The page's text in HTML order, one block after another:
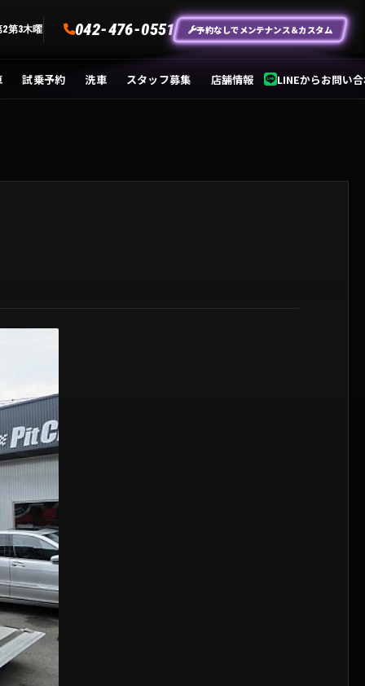
第3木曜 042-476-0551 予約なしでメンテナンス＆カスタム
試乗予約 洗車 スタッフ募集 店舗情報 LINEからお問い